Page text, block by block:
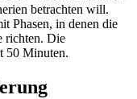
betrachten will.
Phasen, in denen die
richten. Die
50 Minuten.